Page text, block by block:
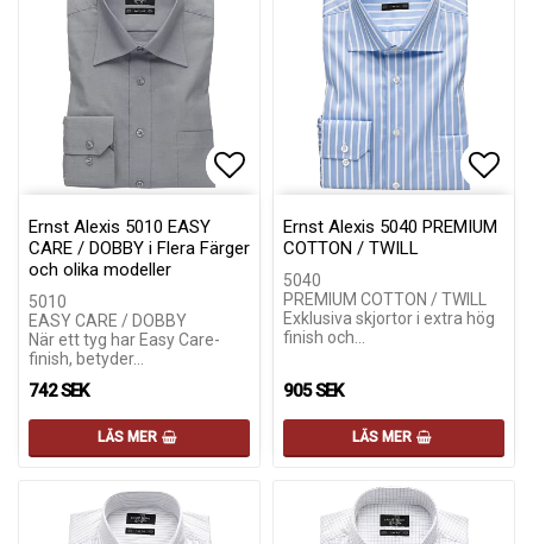
Ernst Alexis 5010 EASY
CARE / DOBBY i Flera Färger
och olika modeller
5010
EASY CARE / DOBBY
När ett tyg har Easy Care-
finish, betyder…
742 SEK
LÄS MER
Ernst Alexis 5040 PREMIUM
COTTON / TWILL
5040
PREMIUM COTTON / TWILL
Exklusiva skjortor i extra hög
finish och…
905 SEK
LÄS MER